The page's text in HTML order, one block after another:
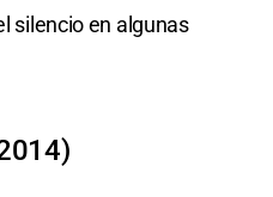
silencio en algunas